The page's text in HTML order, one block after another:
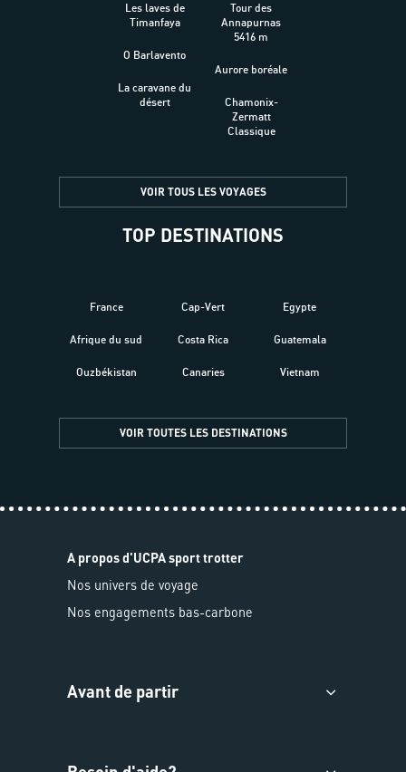
Les laves de
Timanfaya
O Barlavento
La caravane du
désert
Tour des
Annapurnas
5416 m
Aurore boréale
Chamonix-
Zermatt
Classique
VOIR TOUS LES VOYAGES
TOP DESTINATIONS
France
Afrique du sud
Ouzbékistan
Cap-Vert
Costa Rica
Canaries
Egypte
Guatemala
Vietnam
VOIR TOUTES LES DESTINATIONS
A propos d'UCPA sport trotter
Nos univers de voyage
Nos engagements bas-carbone
Avant de partir